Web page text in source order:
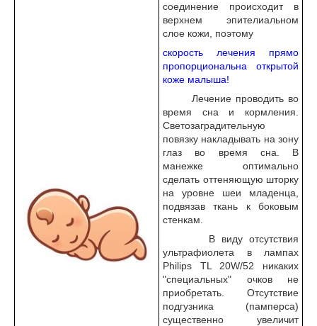
соединение происходит в
верхнем эпителиальном
слое кожи, поэтому
скорость лечения прямо
пропорциональна открытой
коже малыша!
Лечение проводить во
время сна и кормления.
Светозаградительную
повязку накладывать на зону
глаз во время сна. В
манежке оптимально
сделать оттеняющую шторку
на уровне шеи младенца,
подвязав ткань к боковым
стенкам.
В виду отсутствия
ультрафиолета в лампах
Philips TL 20W/52 никаких
"специальных" очков не
приобретать. Отсутствие
подгузника (памперса)
существенно увеличит